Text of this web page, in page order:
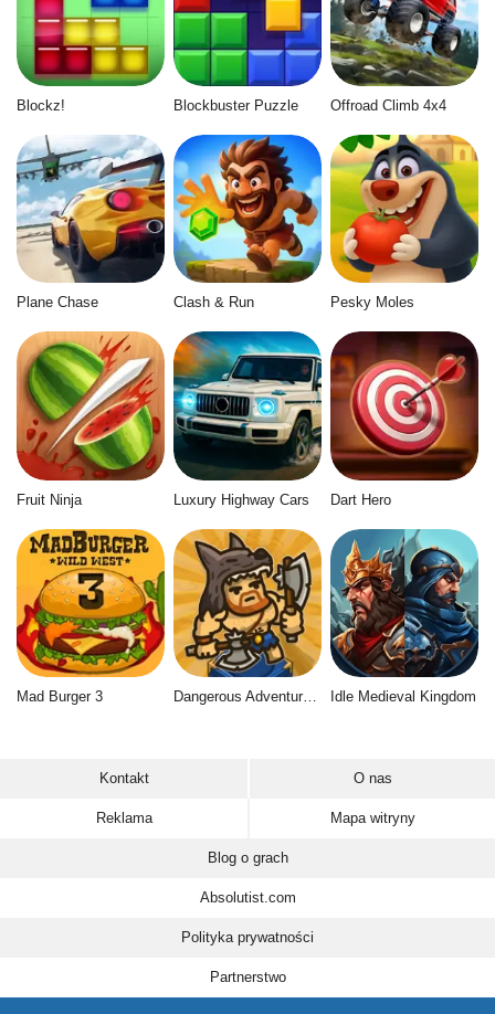
Blockz! Blockbuster Puzzle Offroad Climb 4x4
Plane Chase Clash & Run Pesky Moles
Fruit Ninja Luxury Highway Cars Dart Hero
Mad Burger 3 Dangerous Adventure 2 Idle Medieval Kingdom
Kontakt O nas
Reklama Mapa witryny
Blog o grach
Absolutist.com
Polityka prywatności
Partnerstwo